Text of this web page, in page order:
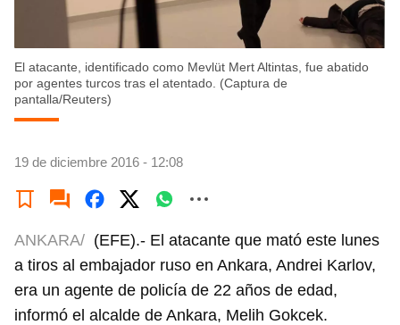
El atacante, identificado como Mevlüt Mert Altintas, fue abatido
por agentes turcos tras el atentado. (Captura de
pantalla/Reuters)
19 de diciembre 2016 - 12:08
ANKARA/ (EFE).- El atacante que mató este lunes
a tiros al embajador ruso en Ankara, Andrei Karlov,
era un agente de policía de 22 años de edad,
informó el alcalde de Ankara, Melih Gokcek.